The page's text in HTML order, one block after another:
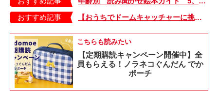
おすすめ記事
【おうちでドームキャッチャーに挑戦だ】アンパンマン わくわくドームキャッチャー
こちらも読みたい
【定期購読キャンペーン開催中】全
員もらえる！ノラネコぐんだん でか
ポーチ